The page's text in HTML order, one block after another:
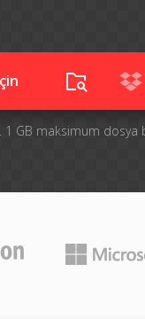
1 GB maksimum dosya